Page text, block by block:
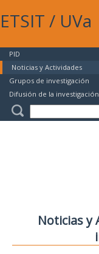
ETSIT / UVa
PID
Noticias y Actividades
Grupos de investigación
Difusión de la investigación
Noticias y